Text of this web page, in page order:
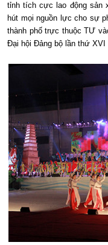
tỉnh tích cực lao động sản
hút mọi nguồn lực cho sự
thành phố trực thuộc TƯ
Đại hội Đảng bộ lần thứ XVI